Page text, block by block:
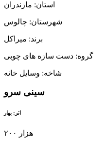
استان: مازندران
شهرستان: چالوس
برند: میراکل
گروه: دست سازه های چوبی
شاخه: وسایل خانه
سینی سرو
اثر: بهار
۲۰۰ هزار